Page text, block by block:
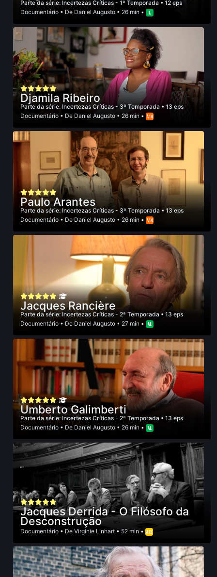
Parte da série: Incertezas Críticas - 1ª Temporada • 12 eps
Documentário • De Daniel Augusto • 26 min •
Djamila Ribeiro
Parte da série: Incertezas Críticas - 3ª Temporada • 13 eps
Documentário • De Daniel Augusto • 26 min •
Paulo Arantes
Parte da série: Incertezas Críticas - 3ª Temporada • 13 eps
Documentário • De Daniel Augusto • 26 min •
Jacques Rancière
Parte da série: Incertezas Críticas - 2ª Temporada • 13 eps
Documentário • De Daniel Augusto • 27 min •
Umberto Galimberti
Parte da série: Incertezas Críticas - 2ª Temporada • 13 eps
Documentário • De Daniel Augusto • 26 min •
Jacques Derrida - O Filósofo da
Desconstrução
Documentário • De Virginie Linhart • 52 min •